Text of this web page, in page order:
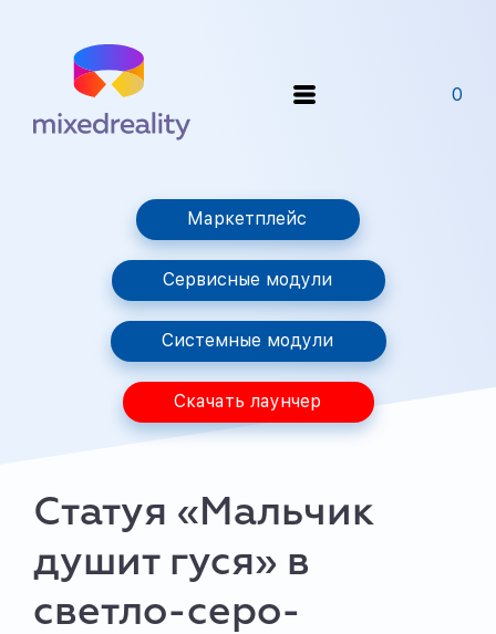
0
Маркетплейс
Сервисные модули
Системные модули
Скачать лаунчер
Статуя «Мальчик
душит гуся» в
светло-серо-